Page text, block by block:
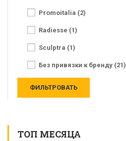
Promoitalia (2)
Radiesse (1)
Sculptra (1)
Без привязки к бренду (21)
ТОП МЕСЯЦА